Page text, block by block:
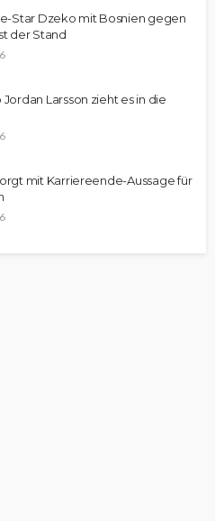
Star Dzeko mit Bosnien gegen
der Stand
Larsson zieht es in die
mit Karriereende-Aussage für